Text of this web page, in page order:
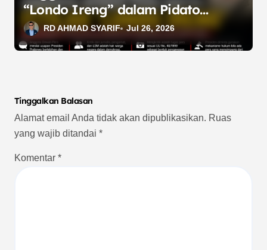
“Londo Ireng” dalam Pidato
Presiden Prabowo
RD AHMAD SYARIF Jul 26, 2026
Tinggalkan Balasan
Alamat email Anda tidak akan dipublikasikan. Ruas
yang wajib ditandai *
Komentar *